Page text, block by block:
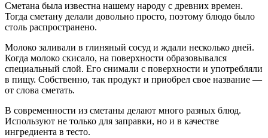
Сметана была известна нашему народу с древних времен.
Тогда сметану делали довольно просто, поэтому блюдо было
столь распространено.
Молоко заливали в глиняный сосуд и ждали несколько дней.
Когда молоко скисало, на поверхности образовывался
специальный слой. Его снимали с поверхности и употребляли
в пищу. Собственно, так продукт и приобрел свое название —
от слова сметать.
В современности из сметаны делают много разных блюд.
Используют не только для заправки, но и в качестве
ингредиента в тесто.